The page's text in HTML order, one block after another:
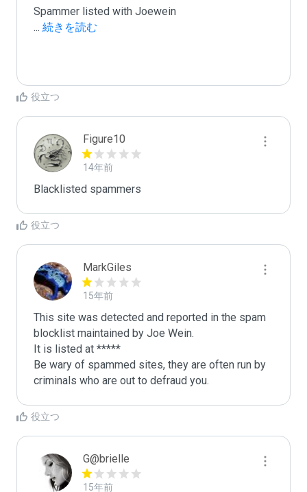
... 続きを読む
役立つ
Figure10
14年前
Blacklisted spammers
役立つ
MarkGiles
15年前
This site was detected and reported in the spam
blocklist maintained by Joe Wein.
It is listed at *****
Be wary of spammed sites, they are often run by
criminals who are out to defraud you.
役立つ
G@brielle
15年前